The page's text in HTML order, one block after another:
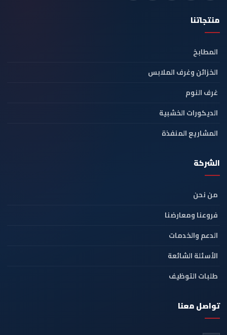
منتجاتنا
المطابخ
الخزائن وغرف الملابس
غرف النوم
الديكورات الخشبية
المشاريع المنفذة
الشركة
من نحن
فروعنا ومعارضنا
الدعم والخدمات
الأسئلة الشائعة
طلبات التوظيف
تواصل معنا